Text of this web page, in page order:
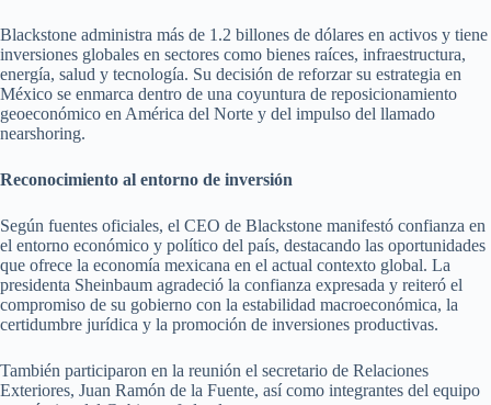
Blackstone administra más de 1.2 billones de dólares en activos y tiene
inversiones globales en sectores como bienes raíces, infraestructura,
energía, salud y tecnología. Su decisión de reforzar su estrategia en
México se enmarca dentro de una coyuntura de reposicionamiento
geoeconómico en América del Norte y del impulso del llamado
nearshoring.
Reconocimiento al entorno de inversión
Según fuentes oficiales, el CEO de Blackstone manifestó confianza en
el entorno económico y político del país, destacando las oportunidades
que ofrece la economía mexicana en el actual contexto global. La
presidenta Sheinbaum agradeció la confianza expresada y reiteró el
compromiso de su gobierno con la estabilidad macroeconómica, la
certidumbre jurídica y la promoción de inversiones productivas.
También participaron en la reunión el secretario de Relaciones
Exteriores, Juan Ramón de la Fuente, así como integrantes del equipo